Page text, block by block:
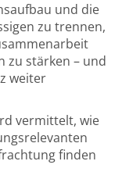
und die
zu trennen,
zu stärken – und
weiter
vermittelt, wie
finden